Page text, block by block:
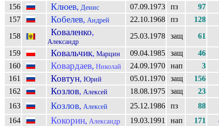
156 Клюев, Денис 07.09.1973 пз
97
157
Кобелев, Андрей 22.10.1968 пз 128
158
Коваленко,
Александр
25.03.1978 защ 61
159 Ковальчик, Марцин 09.04.1985 защ
46
160
Ковардаев, Николай 24.09.1970 нап
3
161
Ковтун, Юрий 05.01.1970 защ
156
162
Козлов, Алексей 18.08.1975 защ
23
163
Козлов, Алексей 25.12.1986 пз
88
164
Кокорин, Александр 19.03.1991 нап 171